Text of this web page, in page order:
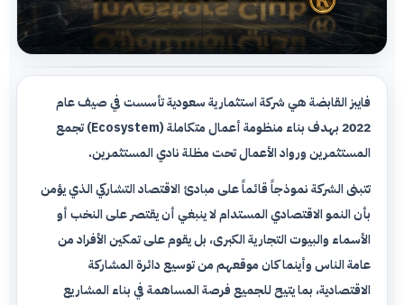
فايبز القابضة هي شركة استثمارية سعودية تأسست في صيف عام
2022 بهدف بناء منظومة أعمال متكاملة (Ecosystem) تجمع
المستثمرين ورواد الأعمال تحت مظلة نادي المستثمرين.
تتبنى الشركة نموذجاً قائماً على مبادئ الاقتصاد التشاركي الذي يؤمن
بأن النمو الاقتصادي المستدام لا ينبغي أن يقتصر على النخب أو
الأسماء والبيوت التجارية الكبرى، بل يقوم على تمكين الأفراد من
عامة الناس وأينما كان موقعهم من توسيع دائرة المشاركة
الاقتصادية، بما يتيح للجميع فرصة المساهمة في بناء المشاريع